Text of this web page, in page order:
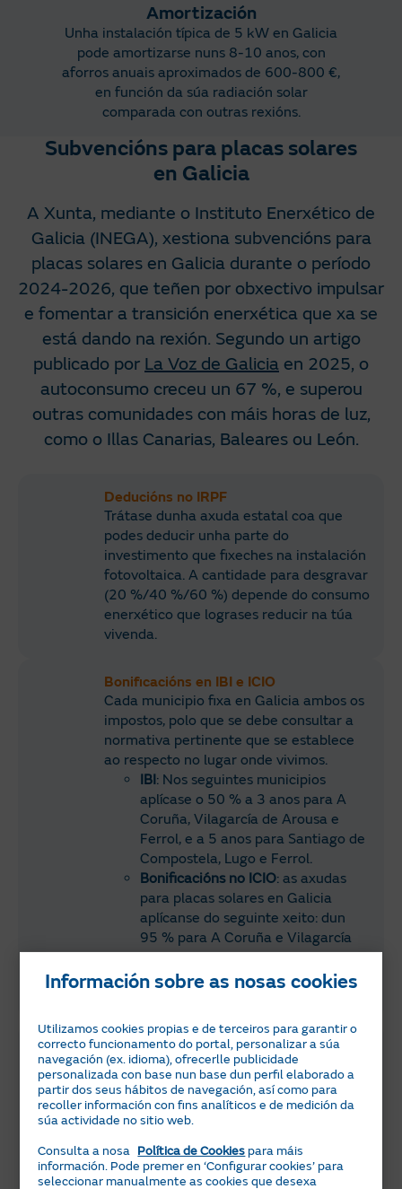
Amortización
Unha instalación típica de 5 kW en Galicia
pode amortizarse nuns 8-10 anos, con
aforros anuais aproximados de 600-800 €,
en función da súa radiación solar
comparada con outras rexións.
Subvencións para placas solares
en Galicia
A Xunta, mediante o Instituto Enerxético de
Galicia (INEGA), xestiona subvencións para
placas solares en Galicia durante o período
2024-2026, que teñen por obxectivo impulsar
e fomentar a transición enerxética que xa se
está dando na rexión. Segundo un artigo
publicado por La Voz de Galicia en 2025, o
autoconsumo creceu un 67 %, e superou
outras comunidades con máis horas de luz,
como o Illas Canarias, Baleares ou León.
Deducións no IRPF
Trátase dunha axuda estatal coa que
podes deducir unha parte do
investimento que fixeches na instalación
fotovoltaica. A cantidade para desgravar
(20 %/40 %/60 %) depende do consumo
enerxético que lograses reducir na túa
vivenda. ​
Bonificacións en IBI e ICIO
Cada municipio fixa en Galicia ambos os
impostos, polo que se debe consultar a
normativa pertinente que se establece
ao respecto no lugar onde vivimos.
IBI: Nos seguintes municipios
aplícase o 50 % a 3 anos para A
Coruña, Vilagarcía de Arousa e
Ferrol, e a 5 anos para Santiago de
Compostela, Lugo e Ferrol.
Bonificacións no ICIO: as axudas
para placas solares en Galicia
aplícanse do seguinte xeito: dun
95 % para A Coruña e Vilagarcía
de Arousa; dun 90 % para Santiago
de Compostela; dun 50 % para
Fondos europeos Next Generation para
Asturias
Galicia segue contando con estes fondos
para particulares e empresas cun 40-
50 % do custo da instalación,
beneficiario. Pode esgotarse segundo a
demanda, polo que se recomenda
Información sobre as nosas cookies
Utilizamos cookies propias e de terceiros para garantir o
correcto funcionamento do portal, personalizar a súa
navegación (ex. idioma), ofrecerlle publicidade
personalizada con base nun base dun perfil elaborado a
partir dos seus hábitos de navegación, así como para
recoller información con fins analíticos e de medición da
súa actividade no sitio web.
Consulta a nosa Política de Cookies para máis
información. Pode premer en ‘Configurar cookies’ para
seleccionar manualmente as cookies que desexa